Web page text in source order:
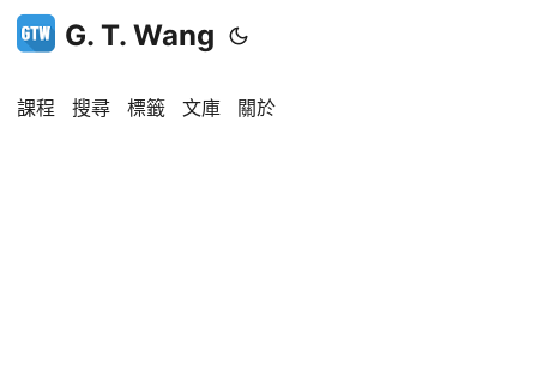
G. T. Wang
課程 搜尋 標籤 文庫 關於